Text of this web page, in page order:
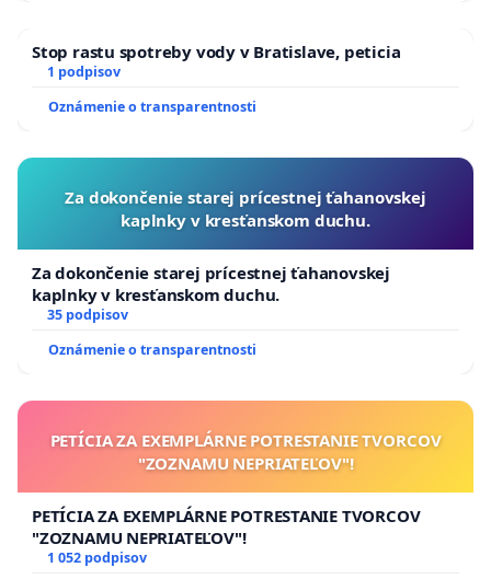
Stop rastu spotreby vody v Bratislave, peticia
1 podpisov
Oznámenie o transparentnosti
Za dokončenie starej prícestnej ťahanovskej
kaplnky v kresťanskom duchu.
Za dokončenie starej prícestnej ťahanovskej
kaplnky v kresťanskom duchu.
35 podpisov
Oznámenie o transparentnosti
PETÍCIA ZA EXEMPLÁRNE POTRESTANIE TVORCOV
"ZOZNAMU NEPRIATEĽOV"!
PETÍCIA ZA EXEMPLÁRNE POTRESTANIE TVORCOV
"ZOZNAMU NEPRIATEĽOV"!
1 052 podpisov